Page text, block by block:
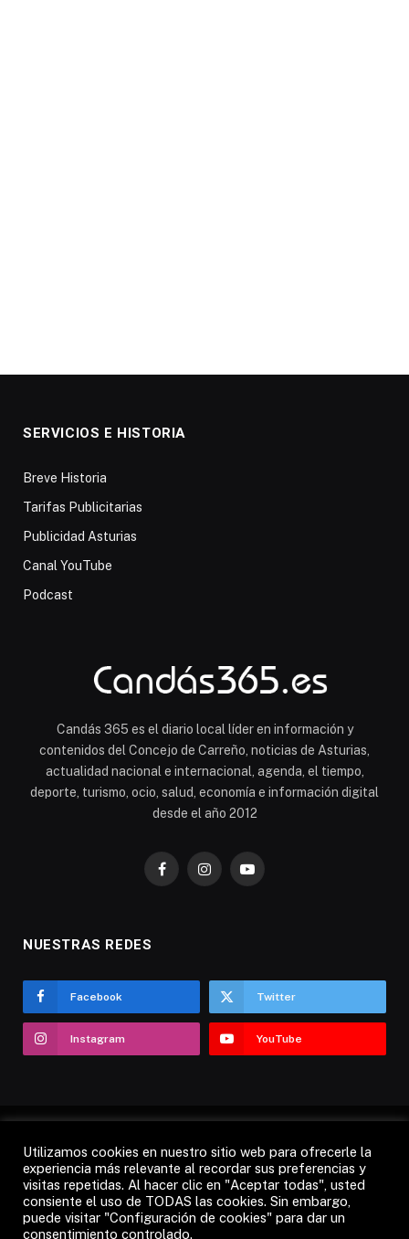
SERVICIOS E HISTORIA
Breve Historia
Tarifas Publicitarias
Publicidad Asturias
Canal YouTube
Podcast
Candás 365 es el diario local líder en información y
contenidos del Concejo de Carreño, noticias de Asturias,
actualidad nacional e internacional, agenda, el tiempo,
deporte, turismo, ocio, salud, economía e información digital
desde el año 2012
FacebookInstagramYouTube
NUESTRAS REDES
Facebook Twitter
Instagram YouTube
AVISO LEGAL POLÍTICA DE COOKIES
POLÍTICA DE PRIVACIDAD CANDÁS 365 TV RADIO
CONTACTO
Utilizamos cookies en nuestro sitio web para ofrecerle la
experiencia más relevante al recordar sus preferencias y
visitas repetidas. Al hacer clic en "Aceptar todas", usted
consiente el uso de TODAS las cookies. Sin embargo,
puede visitar "Configuración de cookies" para dar un
consentimiento controlado.